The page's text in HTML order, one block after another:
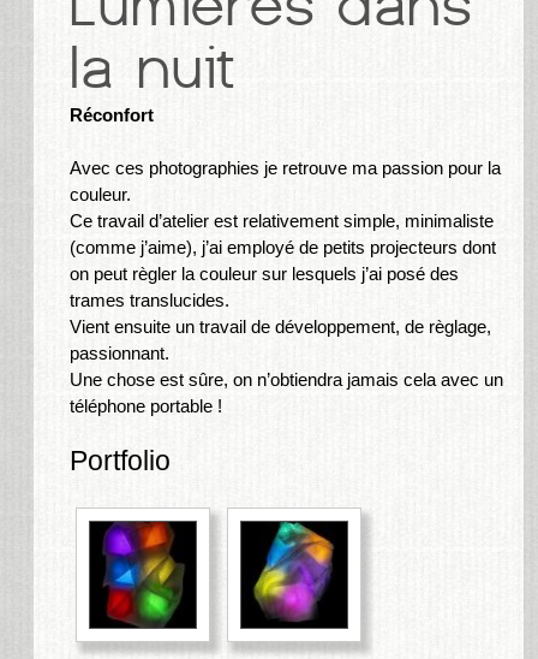
Réconfort
Avec ces photographies je retrouve ma passion pour la
couleur.
Ce travail d’atelier est relativement simple, minimaliste
(comme j’aime), j’ai employé de petits projecteurs dont
on peut règler la couleur sur lesquels j’ai posé des
trames translucides.
Vient ensuite un travail de développement, de règlage,
passionnant.
Une chose est sûre, on n’obtiendra jamais cela avec un
téléphone portable !
Portfolio